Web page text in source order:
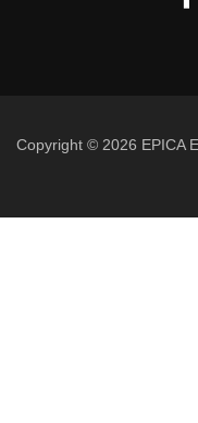
Copyright © 2026 EPICA